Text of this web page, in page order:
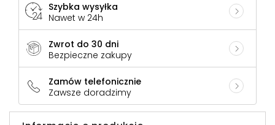
Szybka wysyłka
Nawet w 24h
Zwrot do 30 dni
Bezpieczne zakupy
Zamów telefonicznie
Zawsze doradzimy